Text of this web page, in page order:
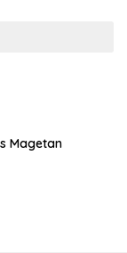
Magetan